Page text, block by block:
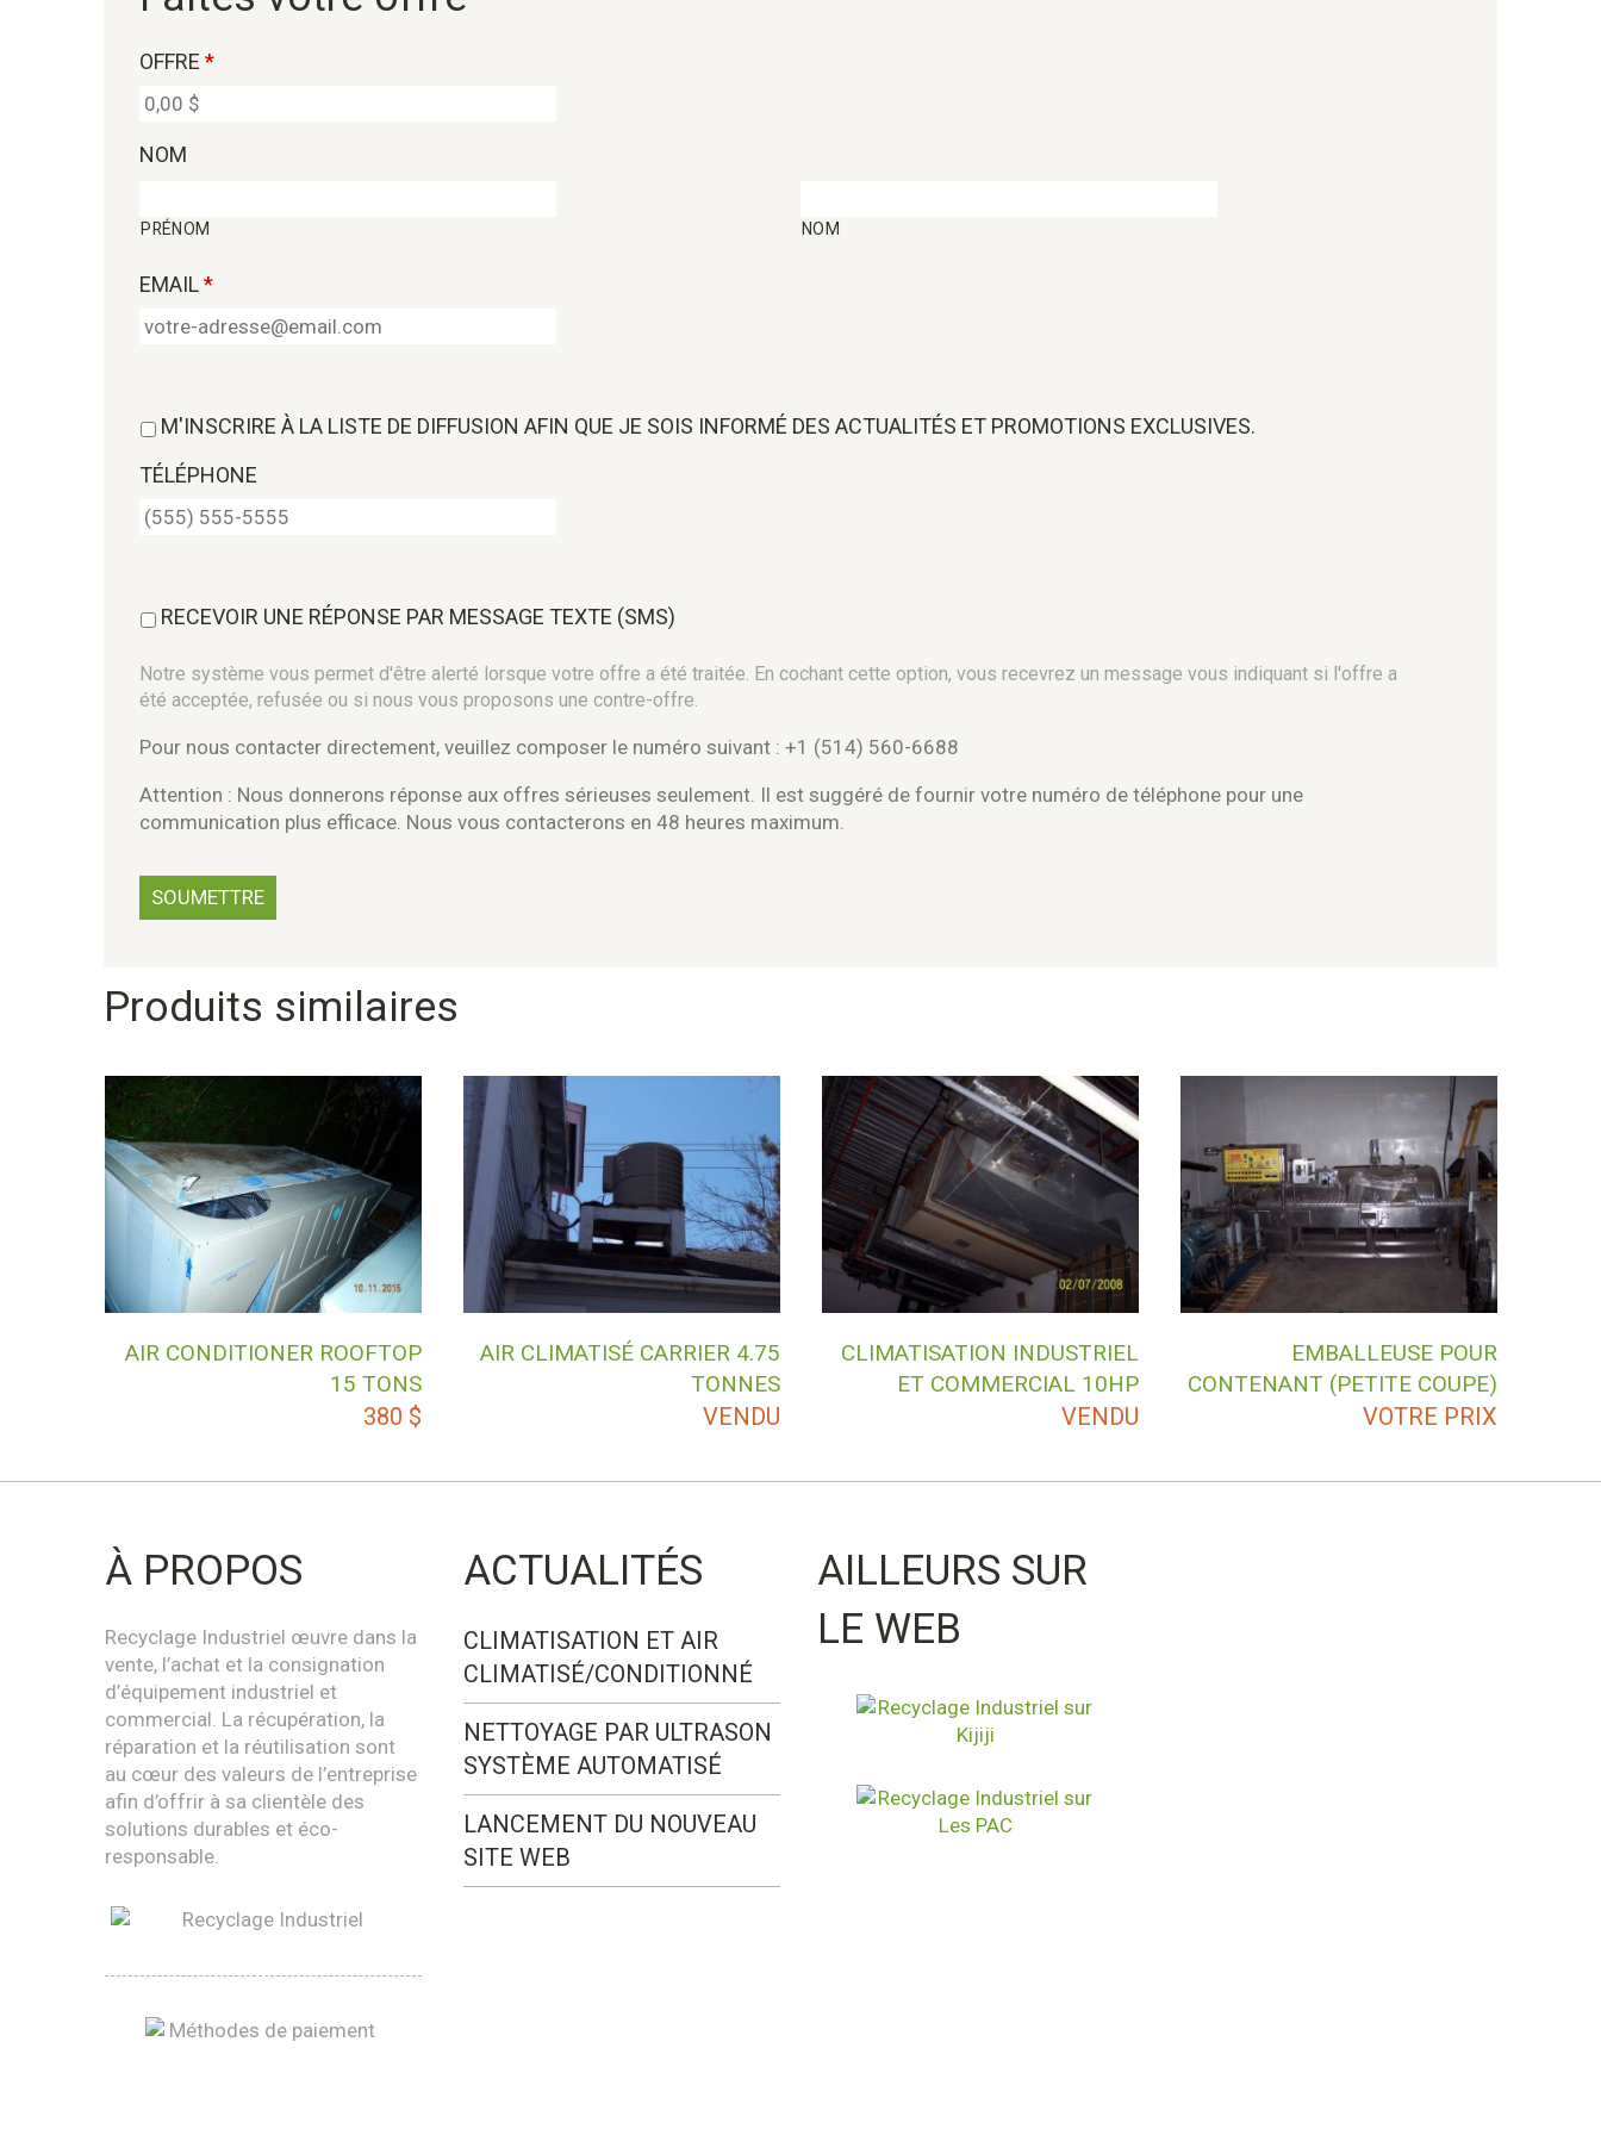
OFFRE *
NOM
PRÉNOM NOM
EMAIL*
M'INSCRIRE À LA LISTE DE DIFFUSION AFIN QUE JE SOIS INFORMÉ DES ACTUALITÉS ET PROMOTIONS EXCLUSIVES.
TÉLÉPHONE
RECEVOIR UNE RÉPONSE PAR MESSAGE TEXTE (SMS)
Notre système vous permet d'être alerté lorsque votre offre a été traitée. En cochant cette option, vous recevrez un message vous indiquant si l'offre a
été acceptée, refusée ou si nous vous proposons une contre-offre.
Pour nous contacter directement, veuillez composer le numéro suivant : +1 (514) 560-6688
Attention : Nous donnerons réponse aux offres sérieuses seulement. Il est suggéré de fournir votre numéro de téléphone pour une
communication plus efficace. Nous vous contacterons en 48 heures maximum.
Produits similaires
AIR CONDITIONER ROOFTOP
15 TONS
380 $
AIR CLIMATISÉ CARRIER 4.75
TONNES
VENDU
CLIMATISATION INDUSTRIEL
ET COMMERCIAL 10HP
VENDU
EMBALLEUSE POUR
CONTENANT (PETITE COUPE)
VOTRE PRIX
À PROPOS
Recyclage Industriel œuvre dans la
vente, l’achat et la consignation
d’équipement industriel et
commercial. La récupération, la
réparation et la réutilisation sont
au cœur des valeurs de l’entreprise
afin d’offrir à sa clientèle des
solutions durables et éco-
responsable.
ACTUALITÉS
CLIMATISATION ET AIR
CLIMATISÉ/CONDITIONNÉ
NETTOYAGE PAR ULTRASON
SYSTÈME AUTOMATISÉ
LANCEMENT DU NOUVEAU
SITE WEB
AILLEURS SUR
LE WEB